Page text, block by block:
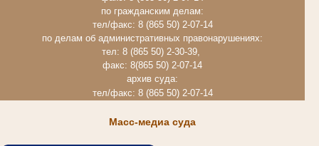
по гражданским делам:
тел/факс: 8 (865 50) 2-07-14
по делам об административных правонарушениях:
тел: 8 (865 50) 2-30-39,
факс: 8(865 50) 2-07-14
архив суда:
тел/факс: 8 (865 50) 2-07-14
Масс-медиа суда